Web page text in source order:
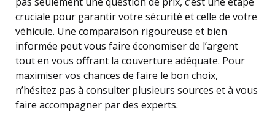
cruciale pour garantir votre sécurité et celle de votre
véhicule. Une comparaison rigoureuse et bien
informée peut vous faire économiser de l’argent
tout en vous offrant la couverture adéquate. Pour
maximiser vos chances de faire le bon choix,
n’hésitez pas à consulter plusieurs sources et à vous
faire accompagner par des experts.